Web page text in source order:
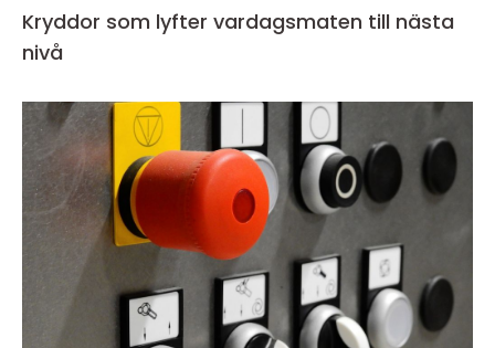
Kryddor som lyfter vardagsmaten till nästa
nivå